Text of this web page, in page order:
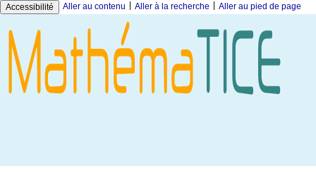
Accessibilité Aller au contenu Aller à la recherche Aller au pied de page